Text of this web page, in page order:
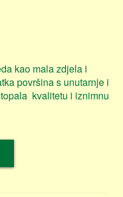
kao mala zdjela i
površina s unutarnje i
kvalitetu i iznimnu